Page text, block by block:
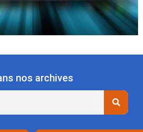
nos archives